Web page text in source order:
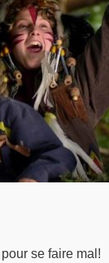
se faire mal!